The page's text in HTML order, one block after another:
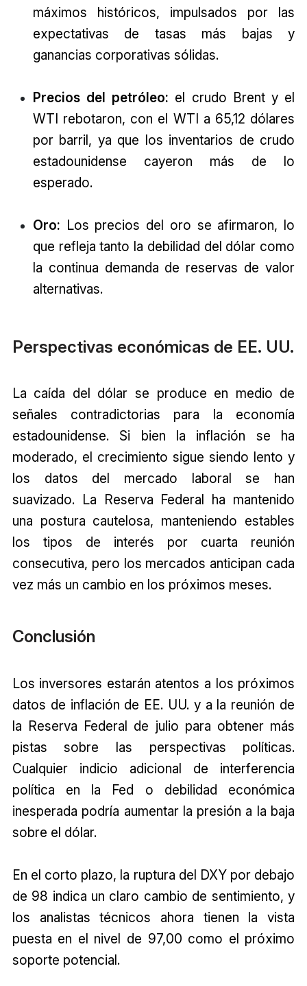
máximos históricos, impulsados por las
expectativas de tasas más bajas y
ganancias corporativas sólidas.
Precios del petróleo: el crudo Brent y el
WTI rebotaron, con el WTI a 65,12 dólares
por barril, ya que los inventarios de crudo
estadounidense cayeron más de lo
esperado.
Oro: Los precios del oro se afirmaron, lo
que refleja tanto la debilidad del dólar como
la continua demanda de reservas de valor
alternativas.
Perspectivas económicas de EE. UU.
La caída del dólar se produce en medio de
señales contradictorias para la economía
estadounidense. Si bien la inflación se ha
moderado, el crecimiento sigue siendo lento y
los datos del mercado laboral se han
suavizado. La Reserva Federal ha mantenido
una postura cautelosa, manteniendo estables
los tipos de interés por cuarta reunión
consecutiva, pero los mercados anticipan cada
vez más un cambio en los próximos meses.
Conclusión
Los inversores estarán atentos a los próximos
datos de inflación de EE. UU. y a la reunión de
la Reserva Federal de julio para obtener más
pistas sobre las perspectivas políticas.
Cualquier indicio adicional de interferencia
política en la Fed o debilidad económica
inesperada podría aumentar la presión a la baja
sobre el dólar.
En el corto plazo, la ruptura del DXY por debajo
de 98 indica un claro cambio de sentimiento, y
los analistas técnicos ahora tienen la vista
puesta en el nivel de 97,00 como el próximo
soporte potencial.